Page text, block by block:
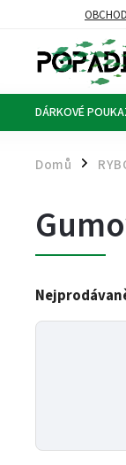
DÁRKOVÉ
Domů /